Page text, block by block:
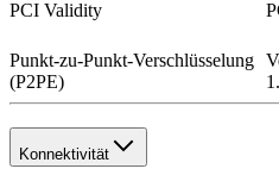
PCI Validity
Punkt-zu-Punkt-Verschlüsselung
(P2PE)
Konnektivität